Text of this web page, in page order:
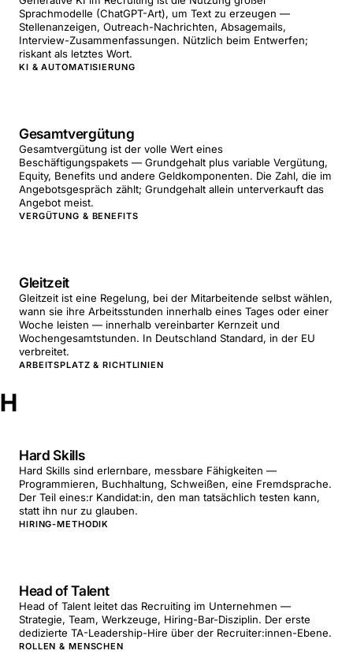
Sprachmodelle (ChatGPT-Art), um Text zu erzeugen —
Stellenanzeigen, Outreach-Nachrichten, Absagemails,
Interview-Zusammenfassungen. Nützlich beim Entwerfen;
riskant als letztes Wort.
KI & AUTOMATISIERUNG
Gesamtvergütung
Gesamtvergütung ist der volle Wert eines
Beschäftigungspakets — Grundgehalt plus variable Vergütung,
Equity, Benefits und andere Geldkomponenten. Die Zahl, die im
Angebotsgespräch zählt; Grundgehalt allein unterverkauft das
Angebot meist.
VERGÜTUNG & BENEFITS
Gleitzeit
Gleitzeit ist eine Regelung, bei der Mitarbeitende selbst wählen,
wann sie ihre Arbeitsstunden innerhalb eines Tages oder einer
Woche leisten — innerhalb vereinbarter Kernzeit und
Wochengesamtstunden. In Deutschland Standard, in der EU
verbreitet.
ARBEITSPLATZ & RICHTLINIEN
H
Hard Skills
Hard Skills sind erlernbare, messbare Fähigkeiten —
Programmieren, Buchhaltung, Schweißen, eine Fremdsprache.
Der Teil eines:r Kandidat:in, den man tatsächlich testen kann,
statt ihn nur zu glauben.
HIRING-METHODIK
Head of Talent
Head of Talent leitet das Recruiting im Unternehmen —
Strategie, Team, Werkzeuge, Hiring-Bar-Disziplin. Der erste
dedizierte TA-Leadership-Hire über der Recruiter:innen-Ebene.
ROLLEN & MENSCHEN